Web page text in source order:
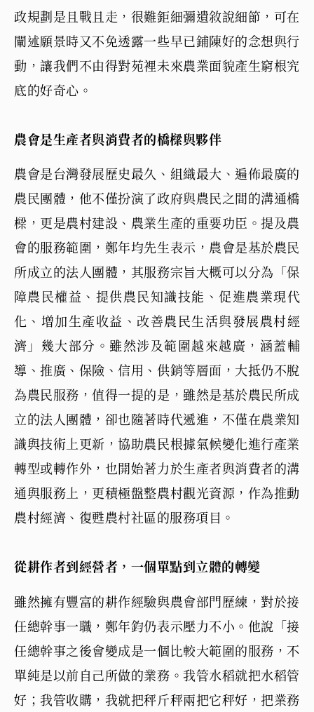
政規劃是且戰且走，很難鉅細彌遺敘說細節，可在
闡述願景時又不免透露一些早已鋪陳好的念想與行
動，讓我們不由得對苑裡未來農業面貌產生窮根究
底的好奇心。
農會是生產者與消費者的橋樑與夥伴
農會是台灣發展歷史最久、組織最大、遍佈最廣的
農民團體，他不僅扮演了政府與農民之間的溝通橋
樑，更是農村建設、農業生產的重要功臣。提及農
會的服務範圍，鄭年均先生表示，農會是基於農民
所成立的法人團體，其服務宗旨大概可以分為「保
障農民權益、提供農民知識技能、促進農業現代
化、增加生產收益、改善農民生活與發展農村經
濟」幾大部分。雖然涉及範圍越來越廣，涵蓋輔
導、推廣、保險、信用、供銷等層面，大抵仍不脫
為農民服務，值得一提的是，雖然是基於農民所成
立的法人團體，卻也隨著時代遞進，不僅在農業知
識與技術上更新，協助農民根據氣候變化進行產業
轉型或轉作外，也開始著力於生產者與消費者的溝
通與服務上，更積極盤整農村觀光資源，作為推動
農村經濟、復甦農村社區的服務項目。
從耕作者到經營者，一個單點到立體的轉變
雖然擁有豐富的耕作經驗與農會部門歷練，對於接
任總幹事一職，鄭年鈞仍表示壓力不小。他說「接
任總幹事之後會變成是一個比較大範圍的服務，不
單純是以前自己所做的業務。我管水稻就把水稻管
好；我管收購，我就把秤斤秤兩把它秤好，把業務